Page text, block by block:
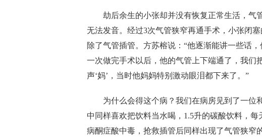
劫后余生的小张却并没有恢复正常生活，气
无法发音。经过3次气管狭窄再通手术，小张闭
除了气管插管。方苏榕说：“他逐渐能讲一些话
一次做完手术以后，他的气管上下端通了，我们
声‘妈’，当时他妈妈特别激动眼泪都下来了。”
为什么会得这个病？我们在病房见到了一位
中同样喜欢把饮料当水喝，1.5升的碳酸饮料，
病酮症酸中毒，抢救插管后同样出现了气管狭窄